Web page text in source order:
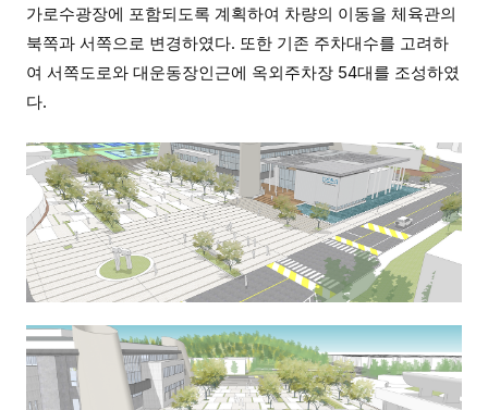
가로수광장에 포함되도록 계획하여 차량의 이동을 체육관의
북쪽과 서쪽으로 변경하였다. 또한 기존 주차대수를 고려하
여 서쪽도로와 대운동장인근에 옥외주차장 54대를 조성하였
다.